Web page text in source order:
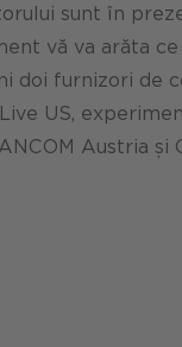
sunt în
vă va arăta
doi furnizori de
US,
Austria și